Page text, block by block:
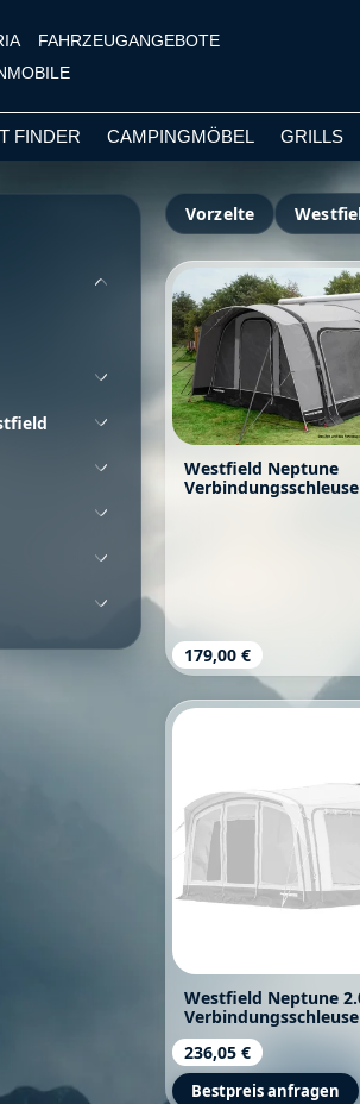
FAHRZEUGANGEBOTE
FINDER CAMPINGMÖBEL GRILLS
Vorzelte
Westfield Neptune
Regulärer Preis:
179,00 €
Westfield Neptune
- 310 cm
Regulärer Preis:
236,05 €
Bestpreis anfragen